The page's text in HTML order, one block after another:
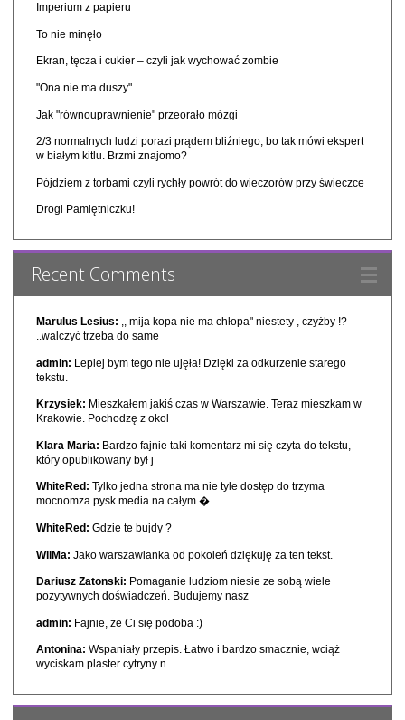
Imperium z papieru
To nie minęło
Ekran, tęcza i cukier – czyli jak wychować zombie
"Ona nie ma duszy"
Jak "równouprawnienie" przeorało mózgi
2/3 normalnych ludzi porazi prądem bliźniego, bo tak mówi ekspert
w białym kitlu. Brzmi znajomo?
Pójdziem z torbami czyli rychły powrót do wieczorów przy świeczce
Drogi Pamiętniczku!
Recent Comments
Marulus Lesius: ,, mija kopa nie ma chłopa" niestety , czyżby !?
..walczyć trzeba do same
admin: Lepiej bym tego nie ujęła! Dzięki za odkurzenie starego
tekstu.
Krzysiek: Mieszkałem jakiś czas w Warszawie. Teraz mieszkam w
Krakowie. Pochodzę z okol
Klara Maria: Bardzo fajnie taki komentarz mi się czyta do tekstu,
który opublikowany był j
WhiteRed: Tylko jedna strona ma nie tyle dostęp do trzyma
mocnomza pysk media na całym �
WhiteRed: Gdzie te bujdy ?
WilMa: Jako warszawianka od pokoleń dziękuję za ten tekst.
Dariusz Zatonski: Pomaganie ludziom niesie ze sobą wiele
pozytywnych doświadczeń. Budujemy nasz
admin: Fajnie, że Ci się podoba :)
Antonina: Wspaniały przepis. Łatwo i bardzo smacznie, wciąż
wyciskam plaster cytryny n